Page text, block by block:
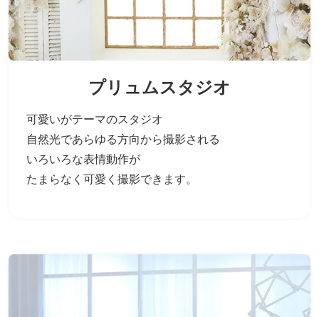
プリュムスタジオ
可愛いがテーマのスタジオ
自然光であらゆる方向から撮影される
いろいろな表情動作が
たまらなく可愛く撮影できます。